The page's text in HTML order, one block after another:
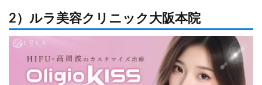
2）ルラ美容クリニック大阪本院